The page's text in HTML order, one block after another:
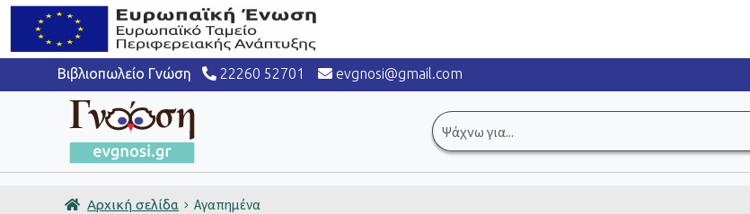
Βιβλιοπωλείο Γνώση 22260 52701 evgnosi@gmail.com
Αναζήτηση
για:
Αρχική σελίδα Αγαπημένα